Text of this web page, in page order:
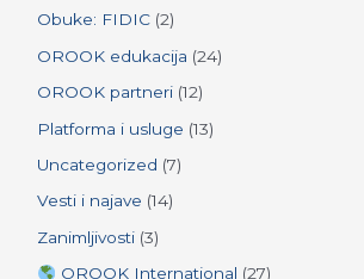
Obuke: FIDIC (2)
OROOK edukacija (24)
OROOK partneri (12)
Platforma i usluge (13)
Uncategorized (7)
Vesti i najave (14)
Zanimljivosti (3)
OROOK International (27)